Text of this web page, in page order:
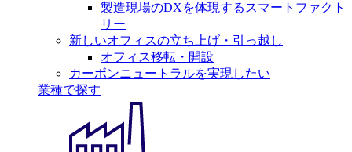
製造現場のDXを体現するスマートファクト
リー
新しいオフィスの立ち上げ・引っ越し
オフィス移転・開設
カーボンニュートラルを実現したい
業種で探す